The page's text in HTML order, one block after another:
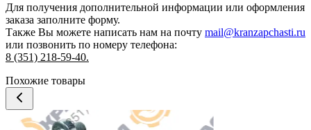
Для получения дополнительной информации или оформления
заказа заполните форму.
Также Вы можете написать нам на почту mail@kranzapchasti.ru
или позвонить по номеру телефона:
8 (351) 218-59-40.
Похожие товары